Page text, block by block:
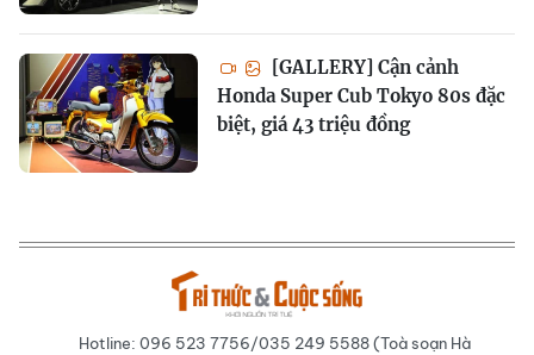
[GALLERY] Cận cảnh
Honda Super Cub Tokyo 80s đặc
biệt, giá 43 triệu đồng
Hotline: 096 523 7756/035 249 5588 (Toà soạn Hà